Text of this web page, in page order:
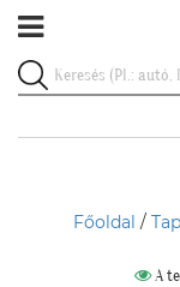
Főoldal /
A